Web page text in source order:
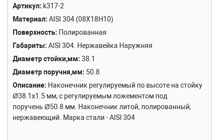
Артикул k317-2
Материал AISI 304 (08Х18Н10)
Поверхность Полированная
Габариты AISI 304. Нержавейка Наружняя
Диаметр стойки,мм 38.1
Диаметр поручня,мм 50.8
Описание Наконечник регулируемый по высоте на стойку
Ø38.1х1.5 мм, с регулируемым ложементом под
поручень Ø50.8 мм. Наконечник литой, полированный,
нержавеющий. Марка стали - AISI 304